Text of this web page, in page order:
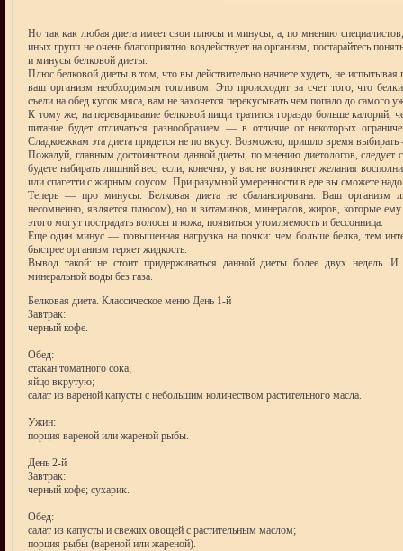
Но так как любая диета имеет свои плюсы и минусы, а, по мнению
иных групп не очень благоприятно воздействует на организм, постарайтесь
и минусы белковой диеты.
Плюс белковой диеты в том, что вы действительно начнете худеть, не испытывая
ваш организм необходимым топливом. Это происходит за счет того, что
съели на обед кусок мяса, вам не захочется перекусывать чем попало до самого
К тому же, на переваривание белковой пищи тратится гораздо больше калорий,
питание будет отличаться разнообразием — в отличие от некоторых
Сладкоежкам эта диета придется не по вкусу. Возможно, пришло время
Пожалуй, главным достоинством данной диеты, по мнению диетологов, следует
будете набирать лишний вес, если, конечно, у вас не возникнет желания
или спагетти с жирным соусом. При разумной умеренности в еде вы сможете
Теперь — про минусы. Белковая диета не сбалансирована. Ваш организм
несомненно, является плюсом), но и витаминов, минералов, жиров, которые
этого могут пострадать волосы и кожа, появиться утомляемость и бессонница.
Еще один минус — повышенная нагрузка на почки: чем больше белка, тем
быстрее организм теряет жидкость.
Вывод такой: не стоит придерживаться данной диеты более двух недель.
минеральной воды без газа.
Белковая диета. Классическое меню День 1-й
Завтрак:
черный кофе.
Обед:
стакан томатного сока;
яйцо вкрутую;
салат из вареной капусты с небольшим количеством растительного масла.
Ужин:
порция вареной или жареной рыбы.
День 2-й
Завтрак:
черный кофе; сухарик.
Обед:
салат из капусты и свежих овощей с растительным маслом;
порция рыбы (вареной или жареной).